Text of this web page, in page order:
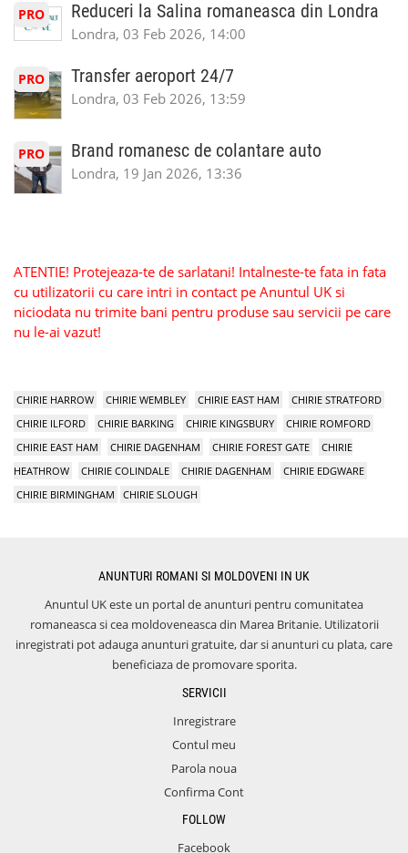
PRO Reduceri la Salina romaneasca din Londra
Londra, 03 Feb 2026, 14:00
PRO Transfer aeroport 24/7
Londra, 03 Feb 2026, 13:59
PRO Brand romanesc de colantare auto
Londra, 19 Jan 2026, 13:36
ATENTIE! Protejeaza-te de sarlatani! Intalneste-te fata in fata
cu utilizatorii cu care intri in contact pe Anuntul UK si
niciodata nu trimite bani pentru produse sau servicii pe care
nu le-ai vazut!
CHIRIE HARROW CHIRIE WEMBLEY CHIRIE EAST HAM
CHIRIE STRATFORD
CHIRIE ILFORD
CHIRIE BARKING CHIRIE KINGSBURY
CHIRIE ROMFORD
CHIRIE EAST HAM
CHIRIE DAGENHAM CHIRIE FOREST GATE
CHIRIE
HEATHROW
CHIRIE COLINDALE CHIRIE DAGENHAM
CHIRIE EDGWARE
CHIRIE BIRMINGHAM
CHIRIE SLOUGH
ANUNTURI ROMANI SI MOLDOVENI IN UK
Anuntul UK este un portal de anunturi pentru comunitatea
romaneasca si cea moldoveneasca din Marea Britanie. Utilizatorii
inregistrati pot adauga anunturi gratuite, dar si anunturi cu plata, care
beneficiaza de promovare sporita.
SERVICII
Inregistrare
Contul meu
Parola noua
Confirma Cont
FOLLOW
Facebook